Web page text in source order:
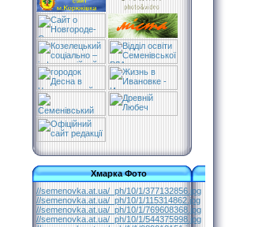
Хмарка Фото
//semenovka.at.ua/_ph/10/1/377132856.jpg
//semenovka.at.ua/_ph/10/1/115314862.jpg
//semenovka.at.ua/_ph/10/1/769608368.jpg
//semenovka.at.ua/_ph/10/1/544375998.jpg